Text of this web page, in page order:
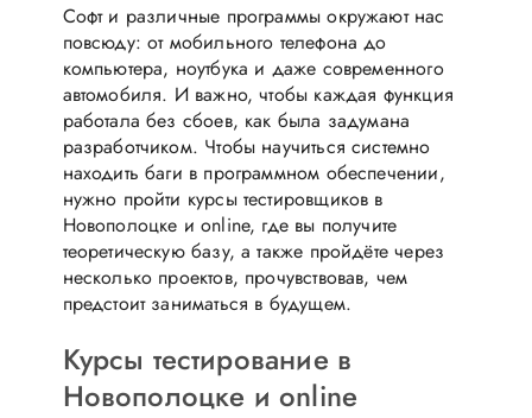
Софт и различные программы окружают нас
повсюду: от мобильного телефона до
компьютера, ноутбука и даже современного
автомобиля. И важно, чтобы каждая функция
работала без сбоев, как была задумана
разработчиком. Чтобы научиться системно
находить баги в программном обеспечении,
нужно пройти курсы тестировщиков в
Новополоцке и online, где вы получите
теоретическую базу, а также пройдёте через
несколько проектов, прочувствовав, чем
предстоит заниматься в будущем.
Курсы тестирование в
Новополоцке и online